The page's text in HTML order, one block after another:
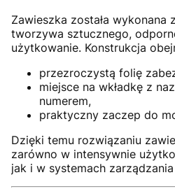
Zawieszka została wykonana
tworzywa sztucznego,
użytkowanie. Konstrukcja
przezroczystą folię
miejsce na wkładkę z
numerem,
praktyczny zaczep do
Dzięki temu rozwiązaniu
zarówno w intensywnie
jak i w systemach